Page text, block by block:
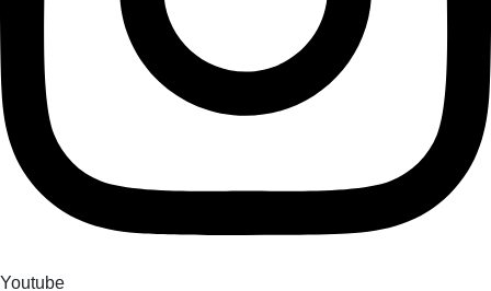
Youtube